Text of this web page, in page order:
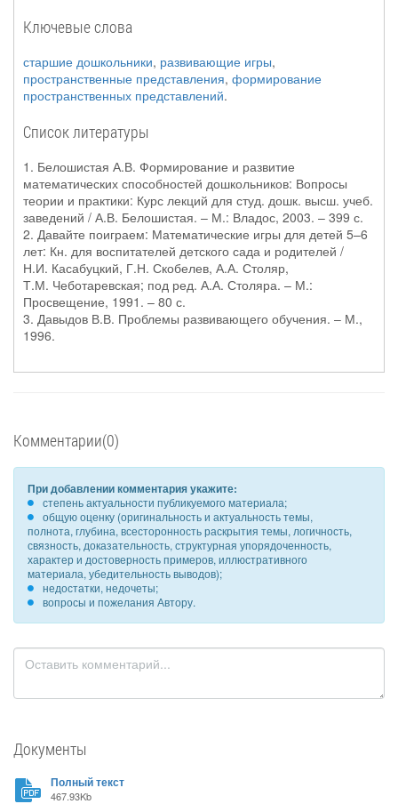
Ключевые слова
старшие дошкольники, развивающие игры,
пространственные представления, формирование
пространственных представлений.
Список литературы
1. Белошистая А.В. Формирование и развитие
математических способностей дошкольников: Вопросы
теории и практики: Курс лекций для студ. дошк. высш. учеб.
заведений / А.В. Белошистая. – М.: Владос, 2003. – 399 с.
2. Давайте поиграем: Математические игры для детей 5–6
лет: Кн. для воспитателей детского сада и родителей /
Н.И. Касабуцкий, Г.Н. Скобелев, А.А. Столяр,
Т.М. Чеботаревская; под ред. А.А. Столяра. – М.:
Просвещение, 1991. – 80 с.
3. Давыдов В.В. Проблемы развивающего обучения. – М.,
1996.
Комментарии(0)
При добавлении комментария укажите:
степень актуальности публикуемого материала;
общую оценку (оригинальность и актуальность темы,
полнота, глубина, всесторонность раскрытия темы, логичность,
связность, доказательность, структурная упорядоченность,
характер и достоверность примеров, иллюстративного
материала, убедительность выводов);
недостатки, недочеты;
вопросы и пожелания Автору.
Документы
Полный текст
467.93Kb